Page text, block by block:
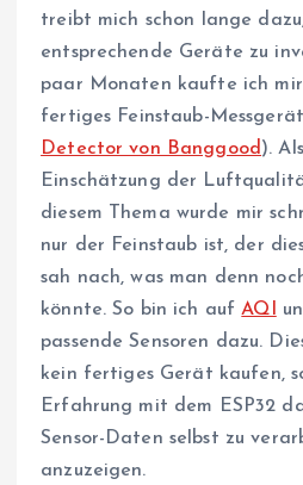
treibt mich schon lange
entsprechende Geräte zu
paar Monaten kaufte ich
fertiges Feinstaub-
Detector von Banggood).
Einschätzung der
diesem Thema wurde mir
nur der Feinstaub ist, der
sah nach, was man denn
könnte. So bin ich aufAQI
passende Sensoren dazu.
kein fertiges Gerät kaufen,
Erfahrung mit dem ESP32
Sensor-Daten selbst zu
anzuzeigen.